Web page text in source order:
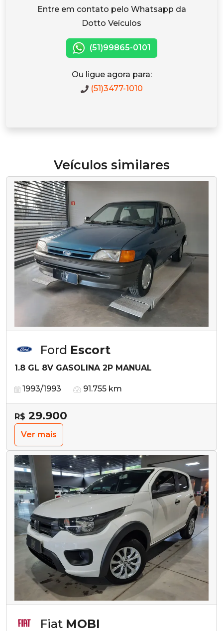
Entre em contato pelo Whatsapp da
Dotto Veículos
(51)99865-0101
Ou ligue agora para:
(51)3477-1010
Veículos similares
Ford Escort
1.8 GL 8V GASOLINA 2P MANUAL
1993/1993 91.755 km
R$ 29.900
Ver mais
Fiat MOBI